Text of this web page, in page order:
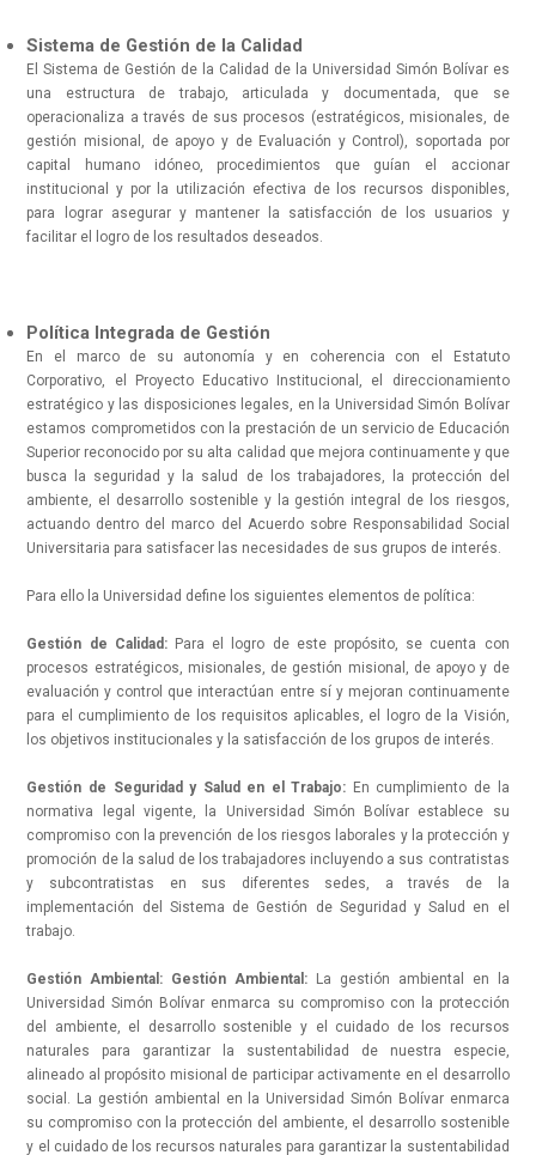
Sistema de Gestión de la Calidad
El Sistema de Gestión de la Calidad de la Universidad Simón Bolívar es
una estructura de trabajo, articulada y documentada, que se
operacionaliza a través de sus procesos (estratégicos, misionales, de
gestión misional, de apoyo y de Evaluación y Control), soportada por
capital humano idóneo, procedimientos que guían el accionar
institucional y por la utilización efectiva de los recursos disponibles,
para lograr asegurar y mantener la satisfacción de los usuarios y
facilitar el logro de los resultados deseados.
Política Integrada de Gestión
En el marco de su autonomía y en coherencia con el Estatuto
Corporativo, el Proyecto Educativo Institucional, el direccionamiento
estratégico y las disposiciones legales, en la Universidad Simón Bolívar
estamos comprometidos con la prestación de un servicio de Educación
Superior reconocido por su alta calidad que mejora continuamente y que
busca la seguridad y la salud de los trabajadores, la protección del
ambiente, el desarrollo sostenible y la gestión integral de los riesgos,
actuando dentro del marco del Acuerdo sobre Responsabilidad Social
Universitaria para satisfacer las necesidades de sus grupos de interés.
Para ello la Universidad define los siguientes elementos de política:
Gestión de Calidad:Para el logro de este propósito, se cuenta con
procesos estratégicos, misionales, de gestión misional, de apoyo y de
evaluación y control que interactúan entre sí y mejoran continuamente
para el cumplimiento de los requisitos aplicables, el logro de la Visión,
los objetivos institucionales y la satisfacción de los grupos de interés.
Gestión de Seguridad y Salud en el Trabajo: En cumplimiento de la
normativa legal vigente, la Universidad Simón Bolívar establece su
compromiso con la prevención de los riesgos laborales y la protección y
promoción de la salud de los trabajadores incluyendo a sus contratistas
y subcontratistas en sus diferentes sedes, a través de la
implementación del Sistema de Gestión de Seguridad y Salud en el
trabajo.
Gestión Ambiental: Gestión Ambiental:
La gestión ambiental en la
Universidad Simón Bolívar enmarca su compromiso con la protección
del ambiente, el desarrollo sostenible y el cuidado de los recursos
naturales para garantizar la sustentabilidad de nuestra especie,
alineado al propósito misional de participar activamente en el desarrollo
social. La gestión ambiental en la Universidad Simón Bolívar enmarca
su compromiso con la protección del ambiente, el desarrollo sostenible
y el cuidado de los recursos naturales para garantizar la sustentabilidad